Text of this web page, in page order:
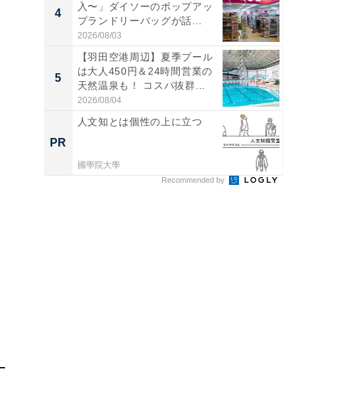
4
入〜」ダイソーのポップアッ
プランドリーバッグが話
題。“さま...
2026/08/03
5
【羽田空港周辺】夏季プール
は大人450円＆24時間営業の
天然温泉も！ コスパ抜群...
2026/08/04
PR
人文知とは個性の上に立つ
國學院大學
Recommended by